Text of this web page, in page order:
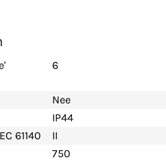
6
Nee
IP44
61140
II
750